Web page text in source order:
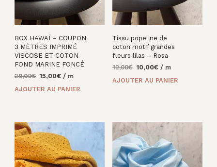
BOX HAWAÏ – COUPON
3 MÈTRES IMPRIMÉ
VISCOSE ET COTON
FOND MARINE FONCÉ
30,00€ Le
initial
15,00€Le
actuel
/ m
AJOUTER AU PANIER
Tissu popeline de
coton motif grandes
fleurs lilas – Rosa
12,00€ Le
initial
10,00€Le
actuel
/ m
AJOUTER AU PANIER